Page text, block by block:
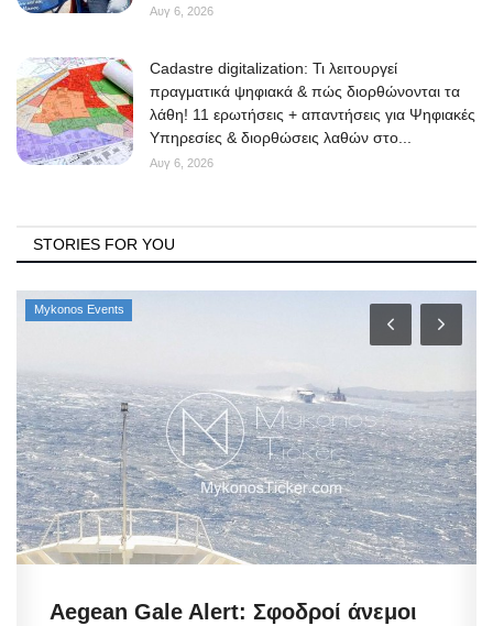
Αυγ 6, 2026
Cadastre digitalization: Τι λειτουργεί
πραγματικά ψηφιακά & πώς διορθώνονται τα
λάθη! 11 ερωτήσεις + απαντήσεις για Ψηφιακές
Υπηρεσίες & διορθώσεις λαθών στο...
Αυγ 6, 2026
STORIES FOR YOU
Mykonos Events
Aegean Gale Alert: Σφοδροί άνεμοι